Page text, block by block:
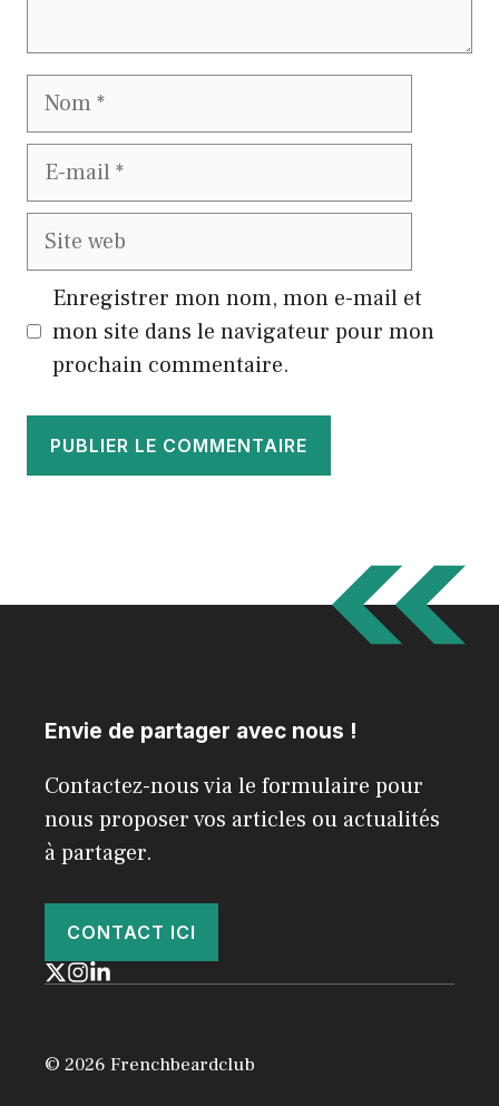
Nom
E-
Site
Enregistrer mon nom, mon e-mail et
mon site dans le navigateur pour mon
prochain commentaire.
Envie de partager avec nous !
Contactez-nous via le formulaire pour
nous proposer vos articles ou actualités
à partager.
CONTACT ICI
© 2026 Frenchbeardclub